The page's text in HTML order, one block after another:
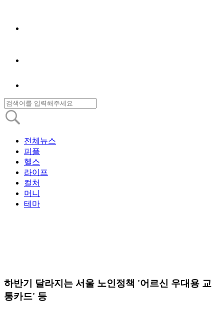
전체뉴스
피플
헬스
라이프
컬처
머니
테마
하반기 달라지는 서울 노인정책 '어르신 우대용 교
통카드' 등